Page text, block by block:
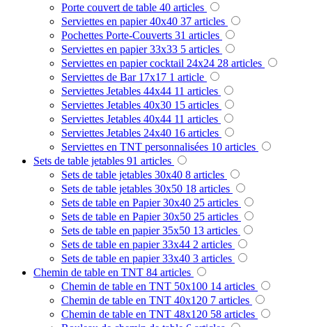
Porte couvert de table 40 articles
Serviettes en papier 40x40 37 articles
Pochettes Porte-Couverts 31 articles
Serviettes en papier 33x33 5 articles
Serviettes en papier cocktail 24x24 28 articles
Serviettes de Bar 17x17 1 article
Serviettes Jetables 44x44 11 articles
Serviettes Jetables 40x30 15 articles
Serviettes Jetables 40x44 11 articles
Serviettes Jetables 24x40 16 articles
Serviettes en TNT personnalisées 10 articles
Sets de table jetables 91 articles
Sets de table jetables 30x40 8 articles
Sets de table jetables 30x50 18 articles
Sets de table en Papier 30x40 25 articles
Sets de table en Papier 30x50 25 articles
Sets de table en papier 35x50 13 articles
Sets de table en papier 33x44 2 articles
Sets de table en papier 33x40 3 articles
Chemin de table en TNT 84 articles
Chemin de table en TNT 50x100 14 articles
Chemin de table en TNT 40x120 7 articles
Chemin de table en TNT 48x120 58 articles